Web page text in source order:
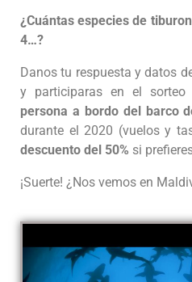
¿Cuántas especies de
4…?
Danos tu respuesta y datos
y participaras en el sorteo
persona a bordo del barco
durante el 2020 (vuelos y
descuento del 50% si
¡Suerte! ¿Nos vemos en